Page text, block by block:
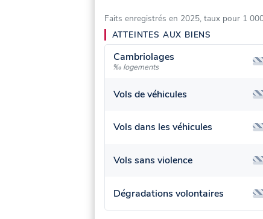
Faits enregistrés en 2025, taux pour 1
ATTEINTES AUX BIENS
Cambriolages
‰ logements
Vols de véhicules
Vols dans les véhicules
Vols sans violence
Dégradations volontaires